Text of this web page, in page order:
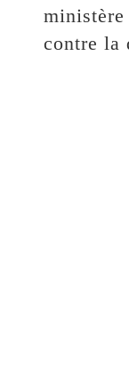
ministère
contre la